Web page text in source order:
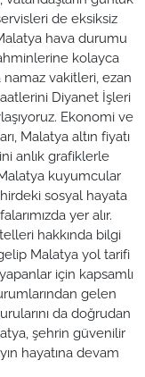
de eksiksiz
hava durumu
kolayca
namaz vakitleri, ezan
Diyanet İşleri
Ekonomi ve
Malatya altın fiyatı
anlık grafiklerle
kuyumcular
sosyal hayata
yer alır.
hakkında bilgi
Malatya yol tarifi
için kapsamlı
gelen
da doğrudan
şehrin güvenilir
hayatına devam